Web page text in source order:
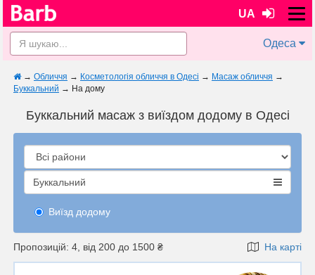
UA
Одеса
→ Обличчя → Косметологія обличчя в Одесі → Масаж обличчя →
Буккальний → На дому
Буккальний масаж з виїздом додому в Одесі
Буккальний
Виїзд додому
Пропозицій: 4, від 200 до 1500 ₴ На карті